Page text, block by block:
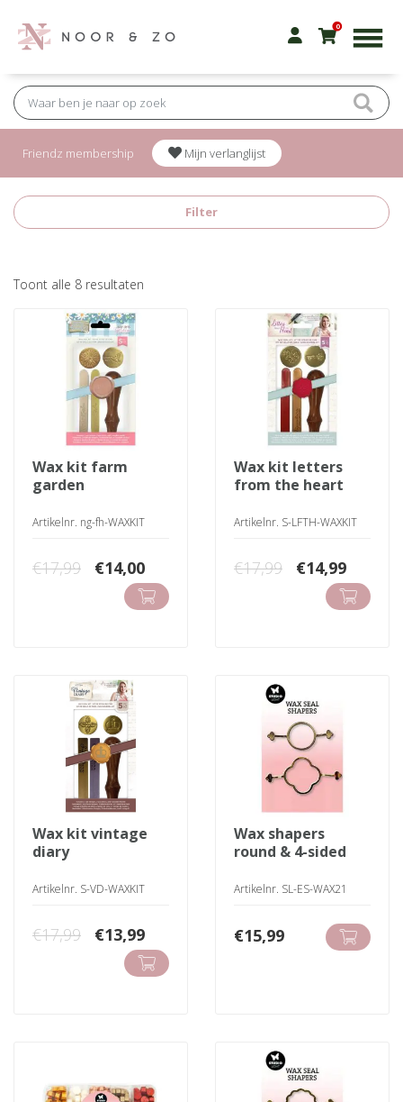
0
Friendz membership Mijn verlanglijst
Filter
Toont alle 8 resultaten
wax kit farm
garden
Artikelnr. ng-fh-WAXKIT
€17,99
Oorspronkelijke
prijs
was:
€14,00Huidige
prijs
is:
wax kit letters
from the heart
Artikelnr. S-LFTH-WAXKIT
€17,99
prijs
was:
€14,99
prijs
is:
wax kit vintage
diary
Artikelnr. S-VD-WAXKIT
€17,99
Oorspronkelijke
prijs
was:
€13,99Huidige
prijs
is:
wax shapers
round & 4-sided
Artikelnr. SL-ES-WAX21
€15,99